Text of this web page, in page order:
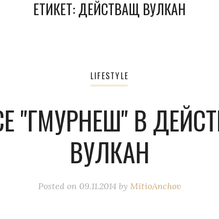
ЕТИКЕТ:ДЕЙСТВАЩ ВУЛКАН
LIFESTYLE
"ГМУРНЕШ" В
ВУЛКАН
Posted on 09.11.2014 by MitioAnchov